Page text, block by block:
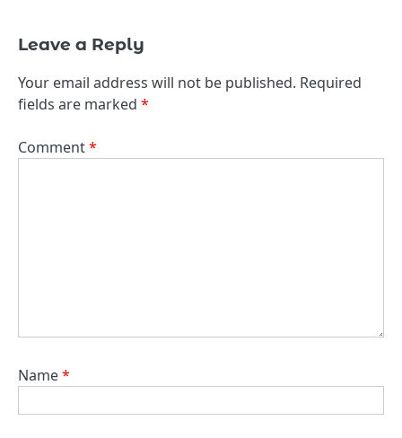
Leave a Reply
Your email address will not be published. Required
fields are marked *
Comment*
Name*